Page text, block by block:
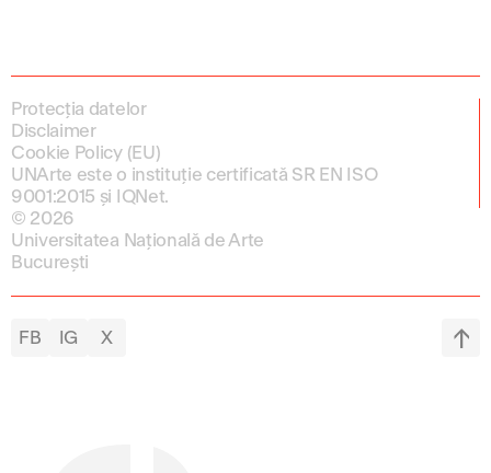
Protecția datelor
Disclaimer
Cookie Policy (EU)
UNArte este o instituție certificată SR EN ISO
9001:2015 și IQNet.
© 2026
Universitatea Națională de Arte
București
FB IG X